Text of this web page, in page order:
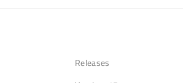
Releases